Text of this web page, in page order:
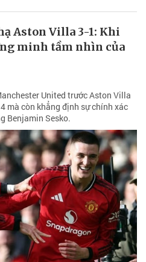
Aston Villa 3-1: Khi
minh tầm nhìn của
United trước Aston Villa
mà còn khẳng định sự chính xác
Benjamin Sesko.